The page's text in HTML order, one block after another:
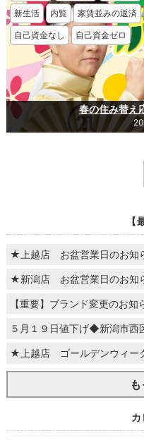
新生活 内覧 家賃並みの返済
自己資金なし 自己資金ゼロ
春の住み替え
【
★上越店 お盆営業日のお知
★新潟店 お盆営業日のお知
【重要】ブランド変更のお知
５月１９日値下げ◆新潟市
★上越店 ゴールデンウィー